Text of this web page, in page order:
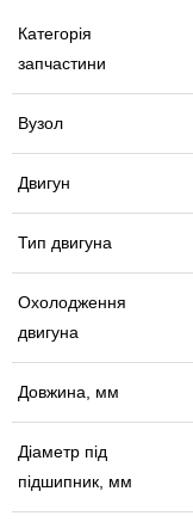
Категорія
запчастини
Вузол
Двигун
Тип двигуна
Охолодження
двигуна
Довжина, мм
Діаметр під
підшипник, мм